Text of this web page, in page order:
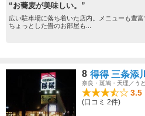
“お蕎麦が美味しい。”
広い駐車場に落ち着いた店内。メニューも豊
ちょっとした畳のお部屋も...
8 得得 三条添
奈良・斑鳩・天理／う
3.5
(口コミ 2件)